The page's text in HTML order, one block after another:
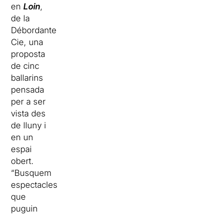
enLoin,
de la
Débordante
Cie, una
proposta
de cinc
ballarins
pensada
per a ser
vista des
de lluny i
en un
espai
obert.
“Busquem
espectacles
que
puguin